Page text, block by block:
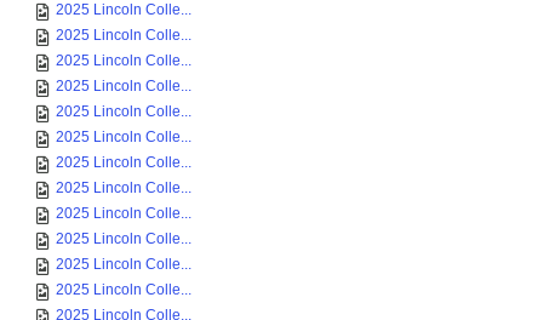
2025 Lincoln Colle...
2025 Lincoln Colle...
2025 Lincoln Colle...
2025 Lincoln Colle...
2025 Lincoln Colle...
2025 Lincoln Colle...
2025 Lincoln Colle...
2025 Lincoln Colle...
2025 Lincoln Colle...
2025 Lincoln Colle...
2025 Lincoln Colle...
2025 Lincoln Colle...
2025 Lincoln Colle...